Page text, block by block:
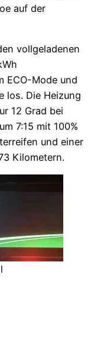
auf der
vollgeladenen
ECO-Mode und
los. Die Heizung
12 Grad bei
7:15 mit 100%
und einer
Kilometern.